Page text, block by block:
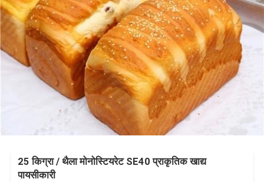
25 किग्रा / थैला मोनोस्टियरेट SE40 प्राकृतिक खाद्य
पायसीकारी